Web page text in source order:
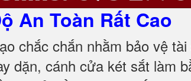
An Toàn Rất Cao
chắc chắn nhằm bảo vệ
dặn, cánh cửa két sắt làm